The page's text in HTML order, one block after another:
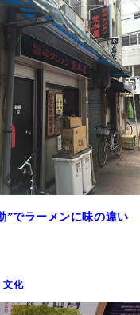
”でラーメンに味の違い
文化